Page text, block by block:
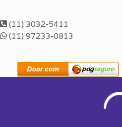
(11) 3032-5411
(11) 97233-0813